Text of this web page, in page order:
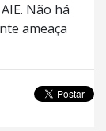
Não há
ameaça